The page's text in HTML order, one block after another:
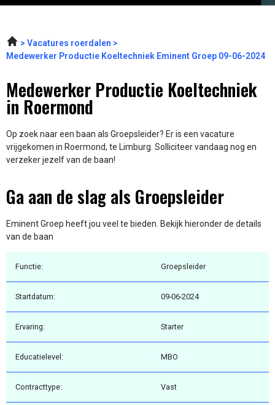
Vacatures roerdalen
Medewerker Productie Koeltechniek Eminent Groep 09-06-2024
Medewerker Productie Koeltechniek
in Roermond
Op zoek naar een baan als Groepsleider? Er is een vacature
vrijgekomen in Roermond, te Limburg. Solliciteer vandaag nog en
verzeker jezelf van de baan!
Ga aan de slag als Groepsleider
Eminent Groep heeft jou veel te bieden. Bekijk hieronder de details
van de baan
Functie: Groepsleider
Startdatum: 09-06-2024
Ervaring: Starter
Educatielevel: MBO
Contracttype: Vast